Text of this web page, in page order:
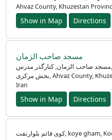
Ahvaz County, Khuzestan
Show in Map Directions
مسجد صاحب الزمان
مسجد صاحب الزمان, کنارگذر مدرس, koye niro, Kooye Naft, Ahwaz,
بخش مرکزی, Ahvaz County, Khuzestan Province, 61639-11184,
Iran
Show in Map Directions
کوی قائم بلوارنفت, koye gham, Kooye Janbazan, Ahwaz, بخش